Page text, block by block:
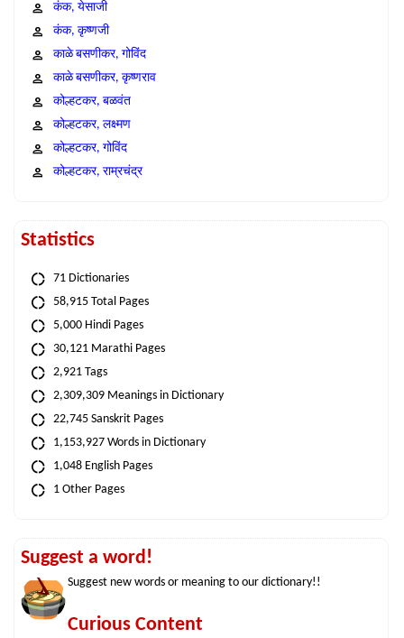
कंक, येसाजी
कंक, कृष्णजी
काळे बसणीकर, गोविंद
काळे बसणीकर, कृष्णराव
कोल्हटकर, बळवंत
कोल्हटकर, लक्ष्मण
कोल्हटकर, गोविंद
कोल्हटकर, राम्रचंद्र
Statistics
71 Dictionaries
58,915 Total Pages
5,000 Hindi Pages
30,121 Marathi Pages
2,921 Tags
2,309,309 Meanings in Dictionary
22,745 Sanskrit Pages
1,153,927 Words in Dictionary
1,048 English Pages
1 Other Pages
Suggest a word!
Suggest new words or meaning to our dictionary!!
Curious Content